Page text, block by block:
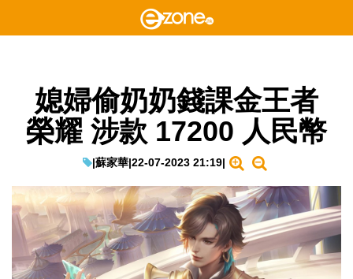
媳婦偷奶奶錢課金王者
榮耀 涉款 17200 人民幣
|蘇家華|22-07-2023 21:19|